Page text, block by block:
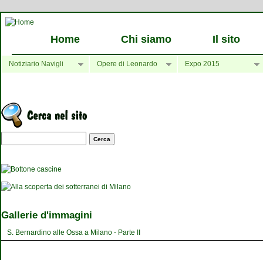
Home Chi siamo Il sito
Notiziario Navigli Opere di Leonardo Expo 2015
Maschera di ricerca
Gallerie d'immagini
S. Bernardino alle Ossa a Milano - Parte II